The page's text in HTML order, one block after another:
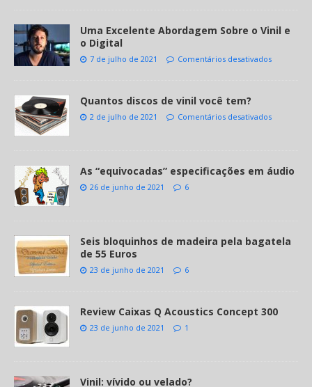
Uma Excelente Abordagem Sobre o Vinil e
o Digital
7 de julho de 2021 Comentários desativados
Quantos discos de vinil você tem?
2 de julho de 2021 Comentários desativados
As “equivocadas” especificações em áudio
26 de junho de 2021 6
Seis bloquinhos de madeira pela bagatela
de 55 Euros
23 de junho de 2021 6
Review Caixas Q Acoustics Concept 300
23 de junho de 2021 1
Vinil: vívido ou velado?